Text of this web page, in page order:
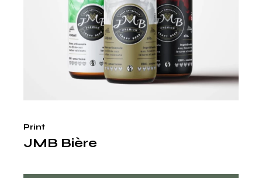
Print
JMB Bière